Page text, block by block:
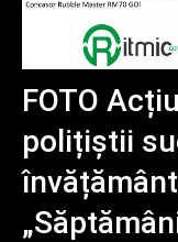
FOTO
polițiștii